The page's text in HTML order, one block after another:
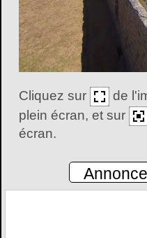
Cliquez sur
de
plein écran, et sur
écran.